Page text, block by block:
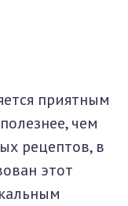
приятным
чем
рецептов, в
этот